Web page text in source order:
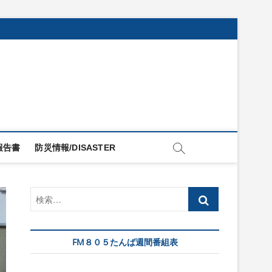
告書 防災情報/DISASTER
索…
FM８０５たんば週間番組表